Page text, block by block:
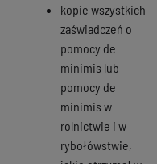
kopie wszystkich
zaświadczeń o
pomocy de
minimis lub
pomocy de
minimis w
rolnictwie i w
rybołówstwie,